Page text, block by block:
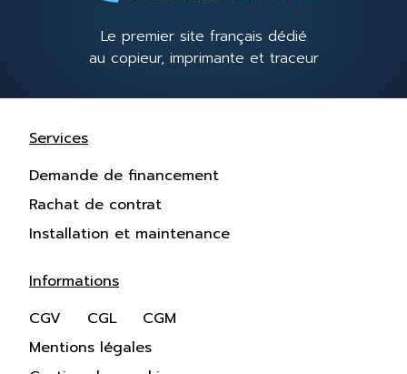
Le premier site français dédié
au copieur, imprimante et traceur
Services
Demande de financement
Rachat de contrat
Installation et maintenance
Informations
CGV
CGL
CGM
Mentions légales